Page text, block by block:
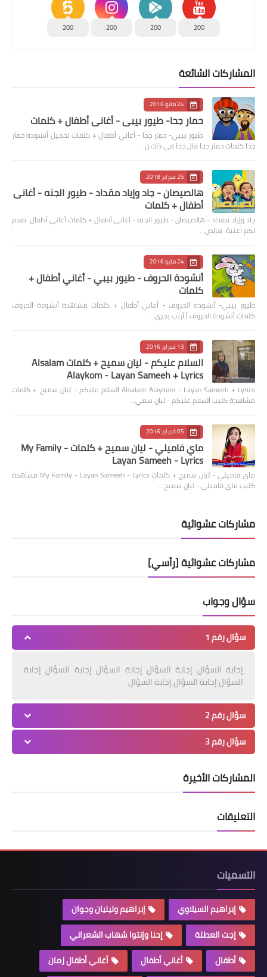
200
200
200
200
المشاركات الشائعة
24 مايو 2016
حمار جحا- طيور بيبي - أغاني أطفال + كلمات
طيور بيبي- حمار جحا - أغاني أطفال + كلمات تحميل أنشودة حمار
جحا كلمات حمار جحا قال جحا في ذات ن…
25 فبراير 2018
هالصيصان - جاد وإياد مقداد - طيور الجنه - أغانى
أطفال + كلمات
جاد وإياد مقداد - هالصيصان - طيور الجنه - أغانى أطفال + كلمات أغاني أطفال تقدم
لكم اغنية هالص…
24 مايو 2016
أنشودة الحروف - طيور بيبي - أغاني أطفال +
كلمات
طيور بيبي- أنشودة الحروف - أغاني أطفال + كلمات مشاهدة أنشودة الحروف
كلمات أنشودة الحروف أ أرنب يجري …
13 فبراير 2016
السلام عليكم - ليان سميح + كلمات Alsalam
Alaykom - Layan Sameeh + Lyrics
Alsalam Alaykom - Layan Sameeh + Lyrics السلام عليكم - ليان سميح + كلمات
مشاهدة كليب السلام عليكم - ليان سمي…
05 فبراير 2016
ماي فاميلي - ليان سميح + كلمات My Family -
Layan Sameeh - Lyrics
ماي فاميلي - ليان سميح + كلمات My Family - Layan Sameeh - Lyrics مشاهدة
كليب ماي فاميلي - ليان سميح …
مشاركات عشوائية
مشاركات عشوائية [رأسي]
سؤال وجواب
سؤال رقم 1
إجابة السؤال إجابة السؤال إجابة السؤال إجابة السؤال إجابة
السؤال إجابة السؤال إجابة السؤال
سؤال رقم 2
سؤال رقم 3
المشاركات الأخيرة
التعليقات
التسميات
إبراهيم السيلاوي
إبراهيم وليليان وجوان
إجت العطلة
إحنا وإنتوا شهاب الشعراني
أطفال
أغاني أطفال
أغاني أطفال زمان